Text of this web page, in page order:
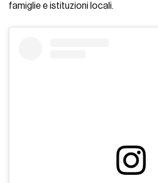
famiglie e istituzioni locali.